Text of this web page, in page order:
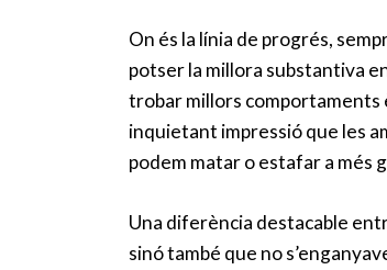
On és la línia de progrés,
potser la millora substantiva
trobar millors comportaments
inquietant impressió que les
podem matar o estafar a més
Una diferència destacable
sinó també que no